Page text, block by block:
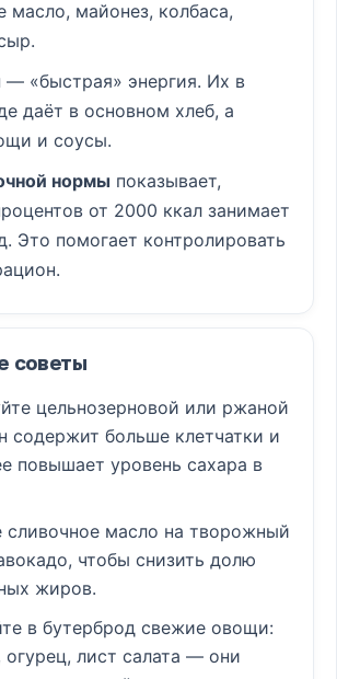
масло, майонез, колбаса,
— «быстрая» энергия. Их в
даёт в основном хлеб, а
и соусы.
нормы показывает,
от 2000 ккал занимает
Это помогает контролировать
советы
цельнозерновой или ржаной
содержит больше клетчатки и
повышает уровень сахара в
сливочное масло на творожный
чтобы снизить долю
жиров.
в бутерброд свежие овощи:
лист салата — они